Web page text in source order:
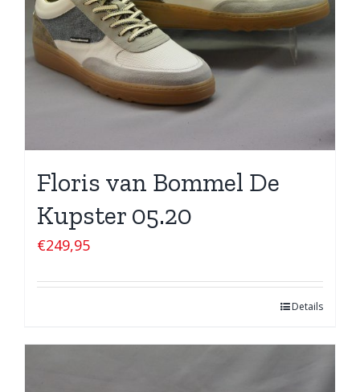
Floris van Bommel De
Kupster 05.20
€249,95
Details